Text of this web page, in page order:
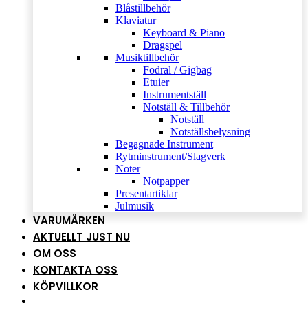
Blåstillbehör
Klaviatur
Keyboard & Piano
Dragspel
Musiktillbehör
Fodral / Gigbag
Etuier
Instrumentställ
Notställ & Tillbehör
Notställ
Notställsbelysning
Begagnade Instrument
Rytminstrument/Slagverk
Noter
Notpapper
Presentartiklar
Julmusik
VARUMÄRKEN
AKTUELLT JUST NU
OM OSS
KONTAKTA OSS
KÖPVILLKOR